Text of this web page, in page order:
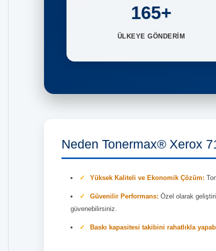
165+
ÜLKEYE GÖNDERİM
Neden Tonermax® Xerox
Yüksek Kaliteli ve Ekonomik Çözüm:
Güvenilir Performans: Özel olarak
güvenebilirsiniz.
Baskı kapasitesi takibini rahatlıkla